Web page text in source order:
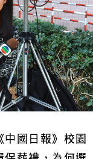
國日報》校園